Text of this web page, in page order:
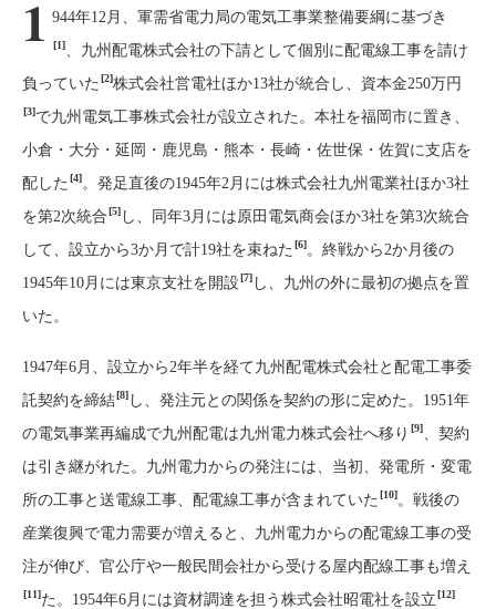
1 944年12月、軍需省電力局の電気工事業整備要綱に基づき
[1]
、九州配電株式会社の下請として個別に配電線工事を請け
負っていた [2]株式会社営電社ほか13社が統合し、資本金250万円
[3]で九州電気工事株式会社が設立された。本社を福岡市に置き、
小倉・大分・延岡・鹿児島・熊本・長崎・佐世保・佐賀に支店を
配した [4]。発足直後の1945年2月には株式会社九州電業社ほか3社
を第2次統合[5] し、同年3月には原田電気商会ほか3社を第3次統合
して、設立から3か月で計19社を束ねた [6]。終戦から2か月後の
1945年10月には東京支社を開設[7] し、九州の外に最初の拠点を置
いた。
1947年6月、設立から2年半を経て九州配電株式会社と配電工事委
託契約を締結[8] し、発注元との関係を契約の形に定めた。1951年
の電気事業再編成で九州配電は九州電力株式会社へ移り [9]
、契約
は引き継がれた。九州電力からの発注には、当初、発電所・変電
所の工事と送電線工事、配電線工事が含まれていた [10]。戦後の
産業復興で電力需要が増えると、九州電力からの配電線工事の受
注が伸び、官公庁や一般民間会社から受ける屋内配線工事も増え
[11]た。1954年6月には資材調達を担う株式会社昭電社を設立[12]